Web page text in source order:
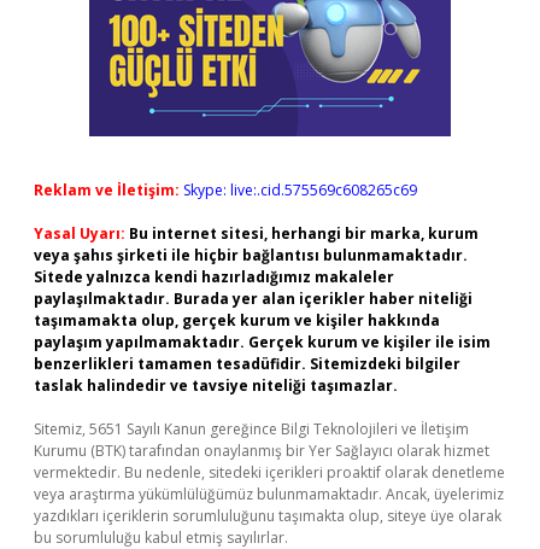
Reklam ve İletişim: Skype: live:.cid.575569c608265c69
Yasal Uyarı: Bu internet sitesi, herhangi bir marka, kurum
veya şahıs şirketi ile hiçbir bağlantısı bulunmamaktadır.
Sitede yalnızca kendi hazırladığımız makaleler
paylaşılmaktadır. Burada yer alan içerikler haber niteliği
taşımamakta olup, gerçek kurum ve kişiler hakkında
paylaşım yapılmamaktadır. Gerçek kurum ve kişiler ile isim
benzerlikleri tamamen tesadüfidir. Sitemizdeki bilgiler
taslak halindedir ve tavsiye niteliği taşımazlar.
Sitemiz, 5651 Sayılı Kanun gereğince Bilgi Teknolojileri ve İletişim
Kurumu (BTK) tarafından onaylanmış bir Yer Sağlayıcı olarak hizmet
vermektedir. Bu nedenle, sitedeki içerikleri proaktif olarak denetleme
veya araştırma yükümlülüğümüz bulunmamaktadır. Ancak, üyelerimiz
yazdıkları içeriklerin sorumluluğunu taşımakta olup, siteye üye olarak
bu sorumluluğu kabul etmiş sayılırlar.